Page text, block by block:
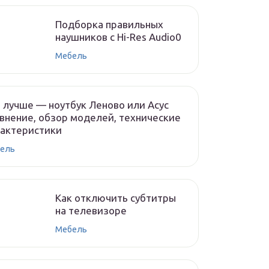
Подборка правильных
наушников с Hi-Res Audio0
Мебель
лучше — ноутбук Леново или Асус
обзор моделей, технические
Как отключить субтитры
на телевизоре
Мебель